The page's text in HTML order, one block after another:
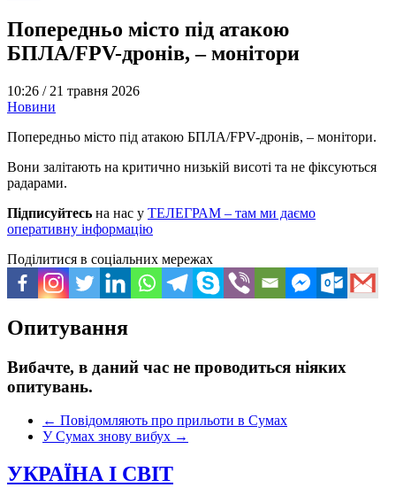
Попередньо місто під атакою
БПЛА/FPV-дронів, – монітори
10:26 / 21 травня 2026
Новини
Попередньо місто під атакою БПЛА/FPV-дронів, – монітори.
Вони залітають на критично низькій висоті та не фіксуються
радарами.
Підписуйтесь на нас у ТЕЛЕГРАМ – там ми даємо
оперативну інформацію
Поділитися в соціальних мережах
Опитування
Вибачте, в даний час не проводиться ніяких
опитувань.
← Повідомляють про прильоти в Сумах
У Сумах знову вибух →
УКРАЇНА І СВІТ